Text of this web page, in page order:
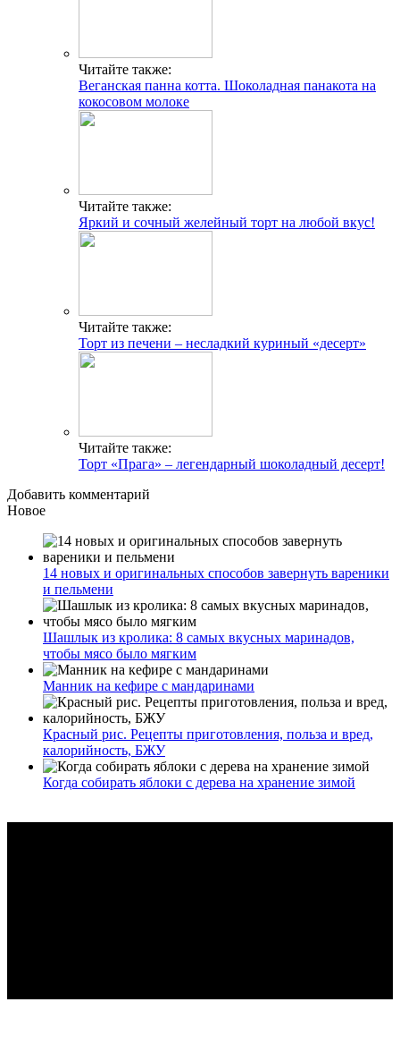
Читайте также:
Веганская панна котта. Шоколадная панакота на
кокосовом молоке
Читайте также:
Яркий и сочный желейный торт на любой вкус!
Читайте также:
Торт из печени – несладкий куриный «десерт»
Читайте также:
Торт «Прага» – легендарный шоколадный десерт!
Добавить комментарий
Новое
14 новых и оригинальных способов завернуть вареники
и пельмени
Шашлык из кролика: 8 самых вкусных маринадов,
чтобы мясо было мягким
Манник на кефире с мандаринами
Красный рис. Рецепты приготовления, польза и вред,
калорийность, БЖУ
Когда собирать яблоки с дерева на хранение зимой